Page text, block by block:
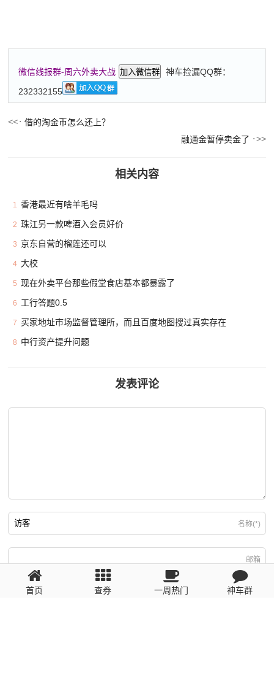
微信线报群-周六外卖大战 加入微信群
神车捡漏QQ群：
232332155
借的淘金币怎么还上？
融通金暂停卖金了
相关内容
1 香港最近有啥羊毛吗
2 珠江另一款啤酒入会员好价
3 京东自营的榴莲还可以
4 大校
5 现在外卖平台那些假堂食店基本都暴露了
6 工行答题0.5
7 买家地址市场监督管理所，而且百度地图搜过真实存在
8 中行资产提升问题
发表评论
名称(*)
邮箱
回复需填写必要信息
首页 查券 一周热门 神车群